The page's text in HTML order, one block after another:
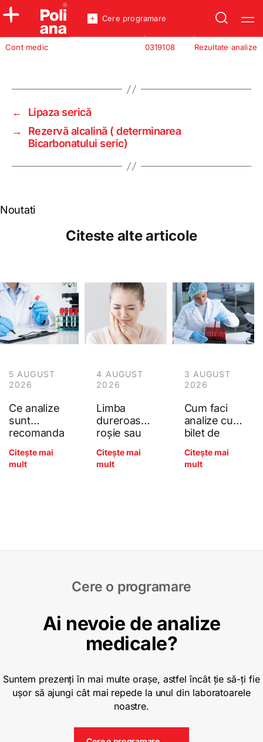
Policlinica
Cont medic Rezultate analize
0319108
Cere programare
←
Lipaza serică
→
Rezervă alcalină ( determinarea
Bicarbonatului seric)
Noutati
Citeste alte articole
5 AUGUST
2026
Ce analize
sunt
recomanda
pentru
adulți?
Citește mai
mult
4 AUGUST
2026
Limba
dureroasă,
roșie sau
(glosita): ce
arată
Citește mai
mult
3 AUGUST
2026
Cum faci
analize cu
bilet de
Poliana?
Citește mai
mult
Cere o programare
Ai nevoie de analize
medicale?
Suntem prezenți în mai multe orașe, astfel încât ție să-ți fie
ușor să ajungi cât mai repede la unul din laboratoarele
noastre.